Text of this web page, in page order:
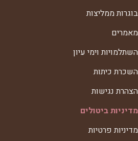
בוגרות ממליצות
מאמרים
השתלמויות וימי עיון
השכרת כיתות
הצהרת נגישות
מדיניות ביטולים
מדיניות פרטיות